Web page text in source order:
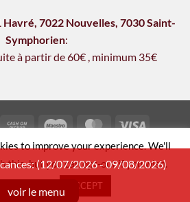
Havré, 7022 Nouvelles, 7030 Saint-
Symphorien:
à partir de 60€ , minimum 35€
Cash
on
Pickup
Maestro MasterCard
PRIVACY POLICY
Sushi Flower | Member ofOrder & Eat
to improve your experience. We'll
this, but you can opt-out if you wish.
settings
ACCEPT
(12/07/2026 - 09/08/2026)
voir le menu